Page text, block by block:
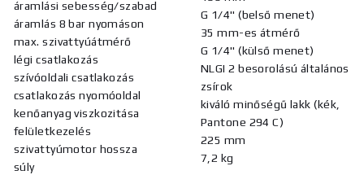
áramlási sebesség/szabad
áramlás 8 bar nyomáson
max. szivattyúátmérő
légi csatlakozás
szívóoldali csatlakozás
csatlakozás nyomóoldal
kenőanyag viszkozitása
felületkezelés
szivattyúmotor hossza
súly
G 1/4" (belső menet)
35 mm-es átmérő
G 1/4" (külső menet)
NLGI 2 besorolású általános
zsírok
kiváló minőségű lakk (kék,
Pantone 294 C)
225 mm
7,2 kg